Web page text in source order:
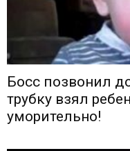
Босс позвонил
трубку взял
уморительно!